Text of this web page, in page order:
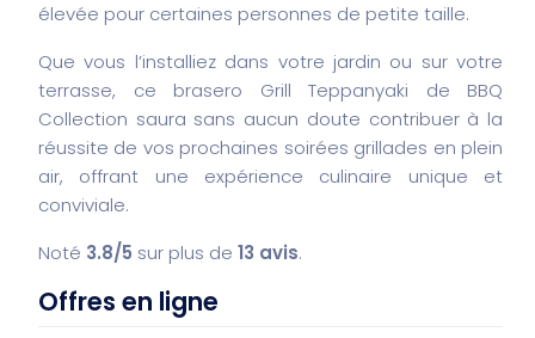
élevée pour certaines personnes de petite taille.
Que vous l’installiez dans votre jardin ou sur votre
terrasse, ce brasero Grill Teppanyaki de BBQ
Collection saura sans aucun doute contribuer à la
réussite de vos prochaines soirées grillades en plein
air, offrant une expérience culinaire unique et
conviviale.
Noté 3.8/5 sur plus de 13 avis.
Offres en ligne